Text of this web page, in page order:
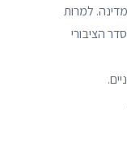
למרות
הציבורי